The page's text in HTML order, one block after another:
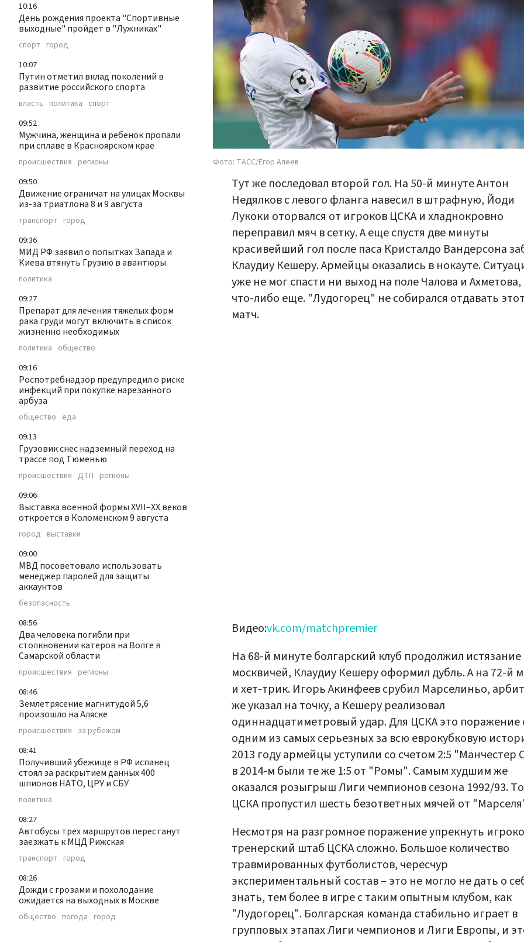
10:16
День рождения проекта "Спортивные
выходные" пройдет в "Лужниках"
спорт город
10:07
Путин отметил вклад поколений в
развитие российского спорта
власть политика спорт
09:52
Мужчина, женщина и ребенок пропали
при сплаве в Красноярском крае
происшествия регионы
09:50
Движение ограничат на улицах Москвы
из-за триатлона 8 и 9 августа
транспорт город
09:36
МИД РФ заявил о попытках Запада и
Киева втянуть Грузию в авантюры
политика
09:27
Препарат для лечения тяжелых форм
рака груди могут включить в список
жизненно необходимых
политика общество
09:16
Роспотребнадзор предупредил о риске
инфекций при покупке нарезанного
арбуза
общество еда
09:13
Грузовик снес надземный переход на
трассе под Тюменью
происшествия ДТП регионы
09:06
Выставка военной формы XVII–XX веков
откроется в Коломенском 9 августа
город выставки
09:00
МВД посоветовало использовать
менеджер паролей для защиты
аккаунтов
безопасность
08:56
Два человека погибли при
столкновении катеров на Волге в
Самарской области
происшествия регионы
08:46
Землетрясение магнитудой 5,6
произошло на Аляске
происшествия за рубежом
08:41
Получивший убежище в РФ испанец
стоял за раскрытием данных 400
шпионов НАТО, ЦРУ и СБУ
политика
08:27
Автобусы трех маршрутов перестанут
заезжать к МЦД Рижская
транспорт город
08:26
Дожди с грозами и похолодание
ожидается на выходных в Москве
общество погода город
Фото: ТАСС/Егор Алеев
Тут же последовал второй гол. На 50-й минуте Антон
Недялков с левого фланга навесил в штрафную, Йоди
Лукоки оторвался от игроков ЦСКА и хладнокровно
переправил мяч в сетку. А еще спустя две минуты
красивейший гол после паса Кристалдо Вандерсона
Клаудиу Кешеру. Армейцы оказались в нокауте.
уже не мог спасти ни выход на поле Чалова и
что-либо еще. "Лудогорец" не собирался отдавать
матч.
Видео:vk.com/matchpremier
На 68-й минуте болгарский клуб продолжил истязание
москвичей, Клаудиу Кешеру оформил дубль. А на 72-й
и хет-трик. Игорь Акинфеев срубил Марселиньо,
же указал на точку, а Кешеру реализовал
одиннадцатиметровый удар. Для ЦСКА это поражение
одним из самых серьезных за всю еврокубковую
2013 году армейцы уступили со счетом 2:5 "Манчестер
в 2014-м были те же 1:5 от "Ромы". Самым худшим же
оказался розыгрыш Лиги чемпионов сезона 1992/93.
ЦСКА пропустил шесть безответных мячей от
Несмотря на разгромное поражение упрекнуть
тренерский штаб ЦСКА сложно. Большое количество
травмированных футболистов, чересчур
экспериментальный состав – это не могло не дать о
знать, тем более в игре с таким опытным клубом, как
"Лудогорец". Болгарская команда стабильно играет в
групповых этапах Лиги чемпионов и Лиги Европы, и